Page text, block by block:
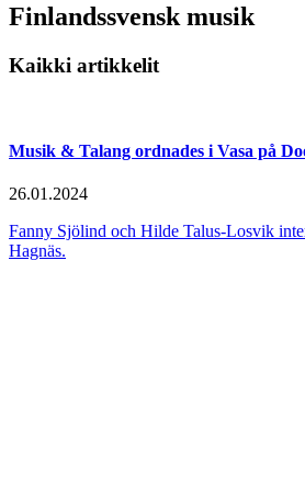
Finlandssvensk musik
Kaikki artikkelit
Musik & Talang ordnades i Vasa på
26.01.2024
Fanny Sjölind och Hilde Talus-Losvik
Hagnäs.